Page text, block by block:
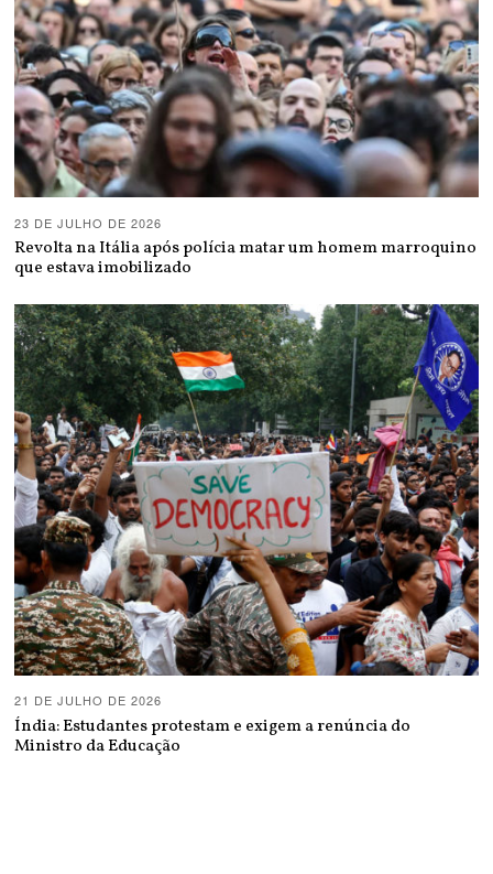
23 DE JULHO DE 2026
Revolta na Itália após polícia matar um homem marroquino
que estava imobilizado
21 DE JULHO DE 2026
Índia: Estudantes protestam e exigem a renúncia do
Ministro da Educação